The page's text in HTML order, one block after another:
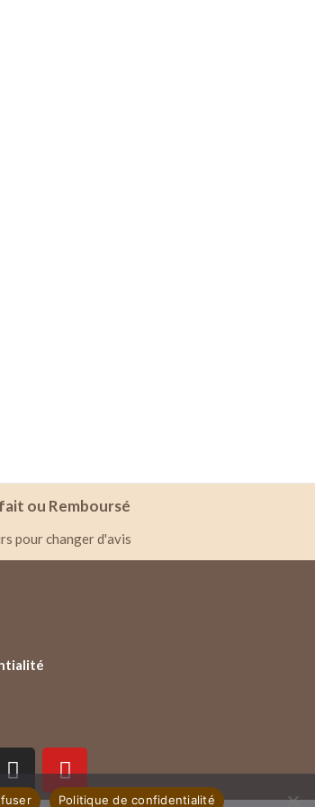
ou Remboursé
pour changer d'avis
Politique de confidentialité